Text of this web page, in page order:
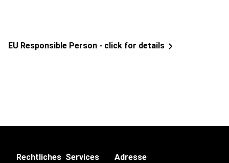
EU Responsible Person - click for details
Rechtliches Services Adresse